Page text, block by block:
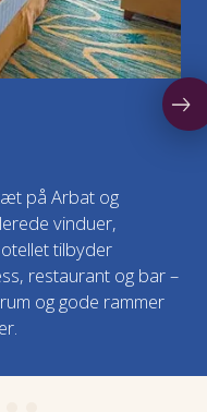
på Arbat og
vinduer,
tilbyder
restaurant og bar –
og gode rammer